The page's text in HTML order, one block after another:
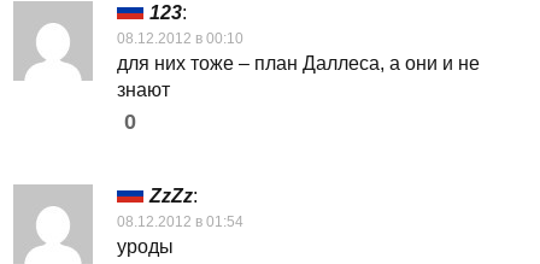
123:
08.12.2012 в 00:10
для них тоже – план Даллеса, а они и не
знают
0
ZzZz:
08.12.2012 в 01:54
уроды